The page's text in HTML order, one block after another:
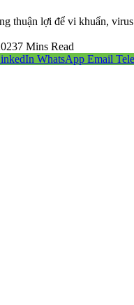
thuận lợi để vi khuẩn,
7 Mins Read
WhatsApp Email